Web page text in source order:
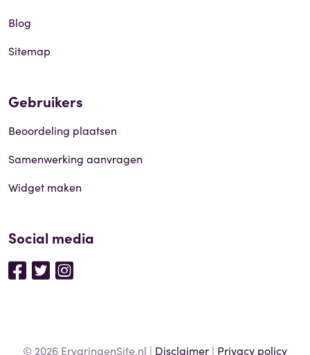
Blog
Sitemap
Gebruikers
Beoordeling plaatsen
Samenwerking aanvragen
Widget maken
Social media
© 2026 ErvaringenSite.nl | Disclaimer | Privacy policy